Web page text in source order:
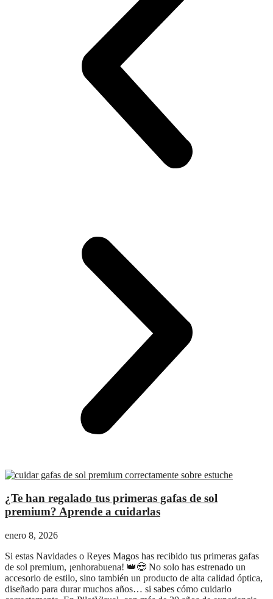
¿Te han regalado tus primeras gafas de sol
premium? Aprende a cuidarlas
enero 8, 2026
Si estas Navidades o Reyes Magos has recibido tus primeras gafas
de sol premium, ¡enhorabuena! 👑😎 No solo has estrenado un
accesorio de estilo, sino también un producto de alta calidad óptica,
diseñado para durar muchos años… si sabes cómo cuidarlo